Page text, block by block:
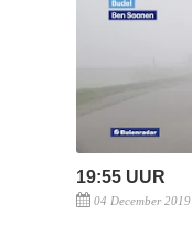
19:55 UUR
04 December 2019